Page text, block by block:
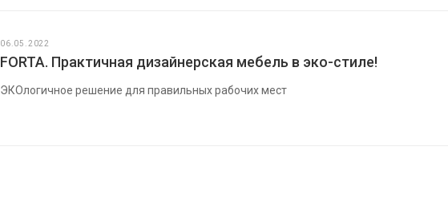
06.05.2022
FORTA. Практичная дизайнерская мебель в эко-стиле!
ЭКОлогичное решение для правильных рабочих мест